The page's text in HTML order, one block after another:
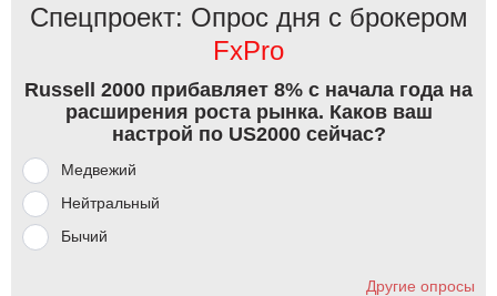
Спецпроект: Опрос дня с брокером
FxPro
Russell 2000 прибавляет 8% с начала года на
расширения роста рынка. Каков ваш
настрой по US2000 сейчас?
Медвежий
Нейтральный
Бычий
Другие опросы